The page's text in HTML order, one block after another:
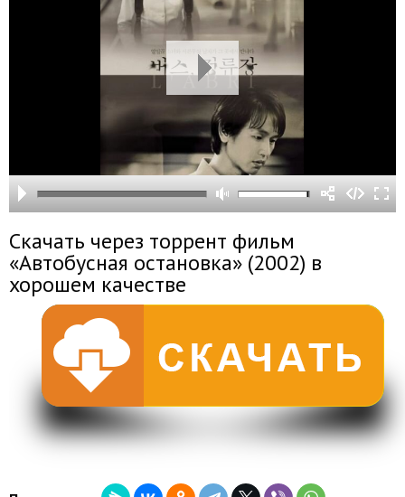
Скачать через торрент фильм
«Автобусная остановка» (2002) в
хорошем качестве